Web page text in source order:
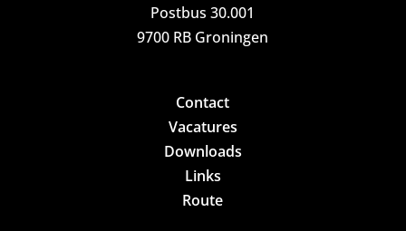
Postbus 30.001
9700 RB Groningen
Contact
Vacatures
Downloads
Links
Route